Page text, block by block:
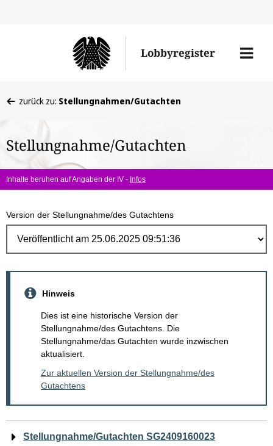
Lobbyregister
Menü
befinden
hier:
zurück zu: Stellungnahmen/Gutachten
Stellungnahme/Gutachten
Inhalte beruhen auf Angaben der IV - Infos
Version der Stellungnahme/des Gutachtens
Hinweis
Dies ist eine historische Version der
Stellungnahme/des Gutachtens. Die
Stellungnahme/das Gutachten wurde inzwischen
aktualisiert.
Zur aktuellen Version der Stellungnahme/des
Gutachtens
Navigation
Stellungnahme/Gutachten SG2409160023